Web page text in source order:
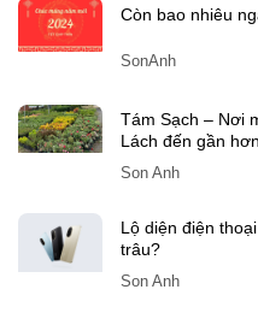
Còn bao nhiêu
SonAnh
Tám Sạch – Nơi
Lách đến gần
Son Anh
Lộ diện điện
trâu?
Son Anh